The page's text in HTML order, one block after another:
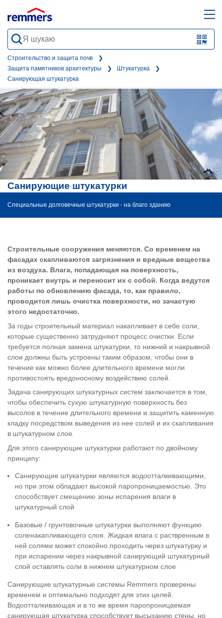
QR-
form
Строительство и защита почв
Защита памятников архитектуры
Штукатурка
Санирующая штукатурка
©
Санирующие штукатурки
Специальные долговечные штукатурки - на благо зданию
Строительные сооружения меняются. Со временем на
фасадах скапливаются загрязнения и вредные вещества
из воздуха. Влага, попадающая на поверхность,
проникает внутрь и переносит их с собой. Когда ведутся
работы по обновлению фасада, то, как правило,
проводится лишь очистка поверхности, но зачастую
этого недостаточно.
За годы строительный материал накапливает в себе соли,
которые существенно затрудняют процесс очистки. Если
требуется полная замена штукатурки, то нижний и накрывной
слои должны быть устроены таким образом, чтобы они в
течение как можно более длительного времени могли
противостоять вредоносному воздействию солей.
Задача санирующих штукатурных систем заключается в том,
чтобы обеспечить сухую штукатурную поверхность без
высолов в течение длительного времени и защитить каменную
кладку посредством выведения из нее солей и их скапливания
в штукатурном слое.
Для этого санирующие штукатурки работают по двойному
принципу:
Санирующие штукатурки являются водоотталкивающими,
но при этом обладают высокой паропроницаемостью. Это
способствует смещению зоны испарения влаги в
штукатурный слой
Базовые / грунтовочные штукатурки выполняют функцию
соленакапливающего слоя. Жидкая влага с раствренным в
ней солями может спокойно проходить через штукатурку и
при испарении через накрывной санирующий штукатурный
слой оставлять соли в нижнем штукатурном слое
Санирующие штукатурные системы Remmers проверены
временем и оптимально подходят для этих целей.
Водоотталкивающая и в то же время паропроницаемая
санирующая штукатурка способствует высыханию стены, но